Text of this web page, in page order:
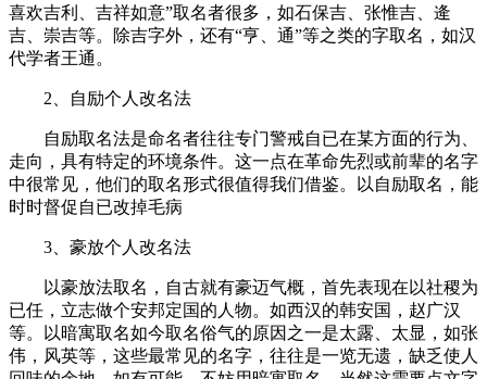
喜欢吉利、吉祥如意”取名者很多，如石保吉、张惟吉、逄
吉、崇吉等。除吉字外，还有“亨、通”等之类的字取名，如汉
代学者王通。
2、自励个人改名法
自励取名法是命名者往往专门警戒自已在某方面的行为、
走向，具有特定的环境条件。这一点在革命先烈或前辈的名字
中很常见，他们的取名形式很值得我们借鉴。以自励取名，能
时时督促自已改掉毛病
3、豪放个人改名法
以豪放法取名，自古就有豪迈气概，首先表现在以社稷为
已任，立志做个安邦定国的人物。如西汉的韩安国，赵广汉
等。以暗寓取名如今取名俗气的原因之一是太露、太显，如张
伟，风英等，这些最常见的名字，往往是一览无遗，缺乏使人